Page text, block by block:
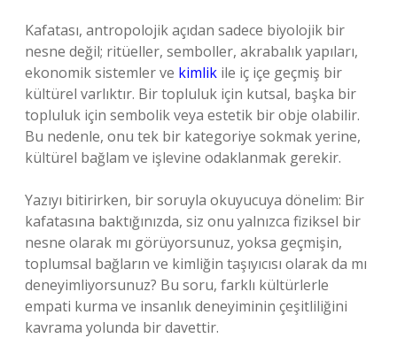
Kafatası, antropolojik açıdan sadece biyolojik bir
nesne değil; ritüeller, semboller, akrabalık yapıları,
ekonomik sistemler ve kimlik ile iç içe geçmiş bir
kültürel varlıktır. Bir topluluk için kutsal, başka bir
topluluk için sembolik veya estetik bir obje olabilir.
Bu nedenle, onu tek bir kategoriye sokmak yerine,
kültürel bağlam ve işlevine odaklanmak gerekir.
Yazıyı bitirirken, bir soruyla okuyucuya dönelim: Bir
kafatasına baktığınızda, siz onu yalnızca fiziksel bir
nesne olarak mı görüyorsunuz, yoksa geçmişin,
toplumsal bağların ve kimliğin taşıyıcısı olarak da mı
deneyimliyorsunuz? Bu soru, farklı kültürlerle
empati kurma ve insanlık deneyiminin çeşitliliğini
kavrama yolunda bir davettir.